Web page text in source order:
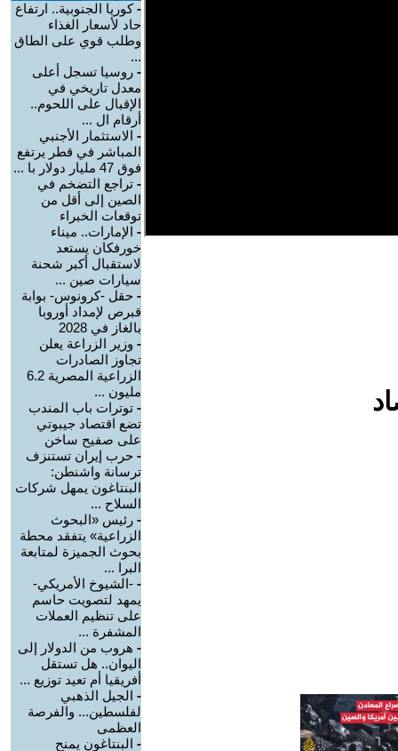
-كوريا الجنوبية.. ارتفاع
حاد لأسعار الغذاء
وطلب قوي على الطاق
...
- روسيا تسجل أعلى
معدل تاريخي في
الإقبال على اللحوم..
أرقام ال ...
- الاستثمار الأجنبي
المباشر في قطر يرتفع
فوق 47 مليار دولار با ...
- تراجع التضخم في
الصين إلى أقل من
توقعات الخبراء
- الإمارات.. ميناء
خورفكان يستعد
لاستقبال أكبر شحنة
سيارات صين ...
- حقل -كرونوس- بوابة
قبرص لإمداد أوروبا
بالغاز في 2028
- وزير الزراعة يعلن
تجاوز الصادرات
الزراعية المصرية 6.2
مليون ...
- توترات باب المندب
تضع اقتصاد جيبوتي
على صفيح ساخن
- حرب إيران تستنزف
ترسانة واشنطن:
البنتاغون يمهل شركات
السلاح ...
- رئيس «البحوث
الزراعية» يتفقد محطة
بحوث الجميزة لمتابعة
البرا ...
- -الشيوخ الأمريكي-
يمهد لتصويت حاسم
على تنظيم العملات
المشفرة ...
- هروب من الدولار إلى
اليوان.. هل تستقل
أفريقيا أم تعيد توزيع ...
- الجيل الذهبي
لفلسطين... والفرصة
العظمى
- البنتاغون يمنح